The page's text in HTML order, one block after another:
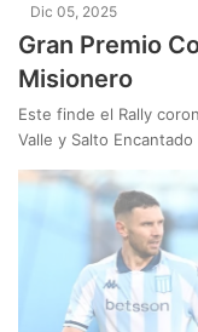
Dic 05, 2025
Gran Premio
Misionero
Este finde el Rally
Valle y Salto Encantado